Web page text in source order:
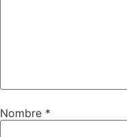
Nombre *